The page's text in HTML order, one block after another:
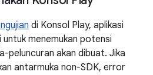
di Konsol Play, aplikasi
menemukan potensi
peluncuran akan dibuat. Jika
antarmuka non-SDK, error